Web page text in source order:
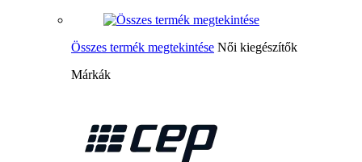
Összes termék megtekintése Női kiegészítők
Márkák